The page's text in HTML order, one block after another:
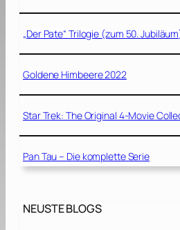
„Der Pate“ Trilogie (zum 50.
Goldene Himbeere 2022
Star Trek: The Original 4-Movie
Pan Tau – Die komplette Serie
NEUSTE BLOGS